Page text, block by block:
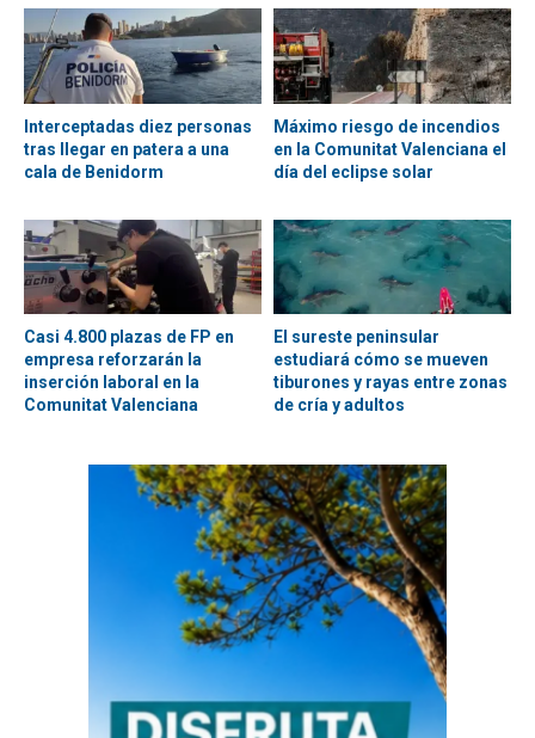
Interceptadas diez personas
tras llegar en patera a una
cala de Benidorm
Máximo riesgo de incendios
en la Comunitat Valenciana el
día del eclipse solar
Casi 4.800 plazas de FP en
empresa reforzarán la
inserción laboral en la
Comunitat Valenciana
El sureste peninsular
estudiará cómo se mueven
tiburones y rayas entre zonas
de cría y adultos